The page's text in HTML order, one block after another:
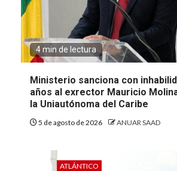
4 min de lectura
Ministerio sanciona con
años al exrector Mauricio
la Uniautónoma del Caribe
5 de agosto de 2026 ANUAR SAAD
ATLÁNTICO